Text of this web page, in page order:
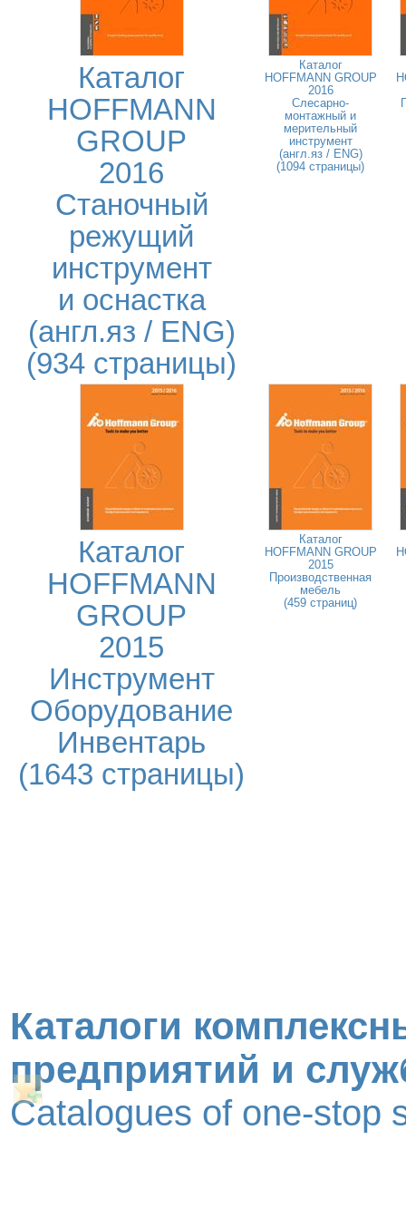
Каталог
HOFFMANN
GROUP
2016
Станочный
режущий
инструмент
и оснастка
(англ.яз / ENG)
(934 страницы)
Каталог
HOFFMANN GROUP
2016
Слесарно-
монтажный и
мерительный
инструмент
(англ.яз / ENG)
(1094 страницы)
Каталог
HOFFMANN
GROUP
2015
Инструмент
Оборудование
Инвентарь
(1643 страницы)
Каталог
HOFFMANN GROUP
2015
Производственная
мебель
(459 страниц)
Каталоги
предприятий и
Catalogues of one-stop